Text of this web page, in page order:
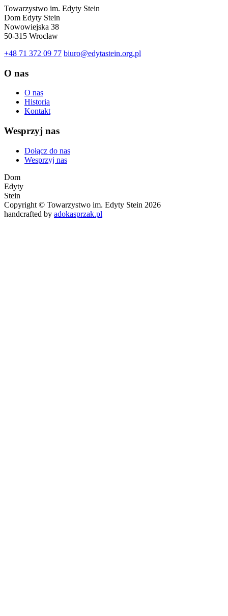
Towarzystwo im. Edyty Stein
Dom Edyty Stein
Nowowiejska 38
50-315 Wrocław
+48 71 372 09 77 biuro@edytastein.org.pl
O nas
O nas
Historia
Kontakt
Wesprzyj nas
Dołącz do nas
Wesprzyj nas
Dom
Edyty
Stein
Copyright © Towarzystwo im. Edyty Stein 2026
handcrafted by adokasprzak.pl